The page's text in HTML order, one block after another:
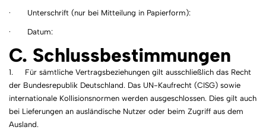
· Unterschrift (nur bei Mitteilung in Papierform):
· Datum:
C. Schlussbestimmungen
1. Für sämtliche Vertragsbeziehungen gilt ausschließlich das Recht
der Bundesrepublik Deutschland. Das UN-Kaufrecht (CISG) sowie
internationale Kollisionsnormen werden ausgeschlossen. Dies gilt auch
bei Lieferungen an ausländische Nutzer oder beim Zugriff aus dem
Ausland.